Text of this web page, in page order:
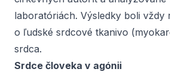
laboratóriách. Výsledky boli vždy
o ľudské srdcové tkanivo
srdca.
Srdce človeka v agónii